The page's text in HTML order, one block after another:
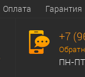
Оплата Гарантия
+7
ПН-ПТ